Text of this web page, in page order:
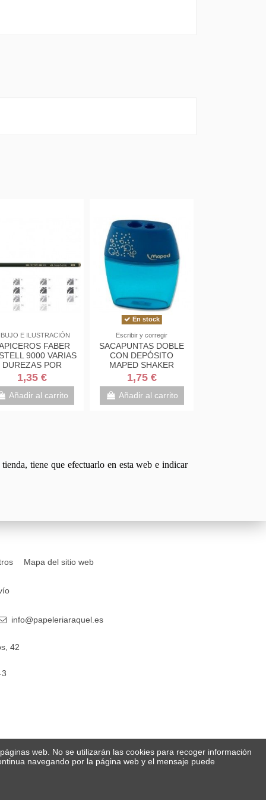
E ILUSTRACIÓN
FABER
9000 VARIAS
DUREZAS POR
UNIDAD
1,35 €
Añadir al carrito
En stock
Escribir y corregir
SACAPUNTAS DOBLE
CON DEPÓSITO
MAPED SHAKER
1,75 €
Añadir al carrito
tiene que efectuarlo en esta web e indicar
Mapa del sitio web
info@papeleriaraquel.es
42
web. No se utilizarán las cookies para recoger información
navegando por la página web y el mensaje puede